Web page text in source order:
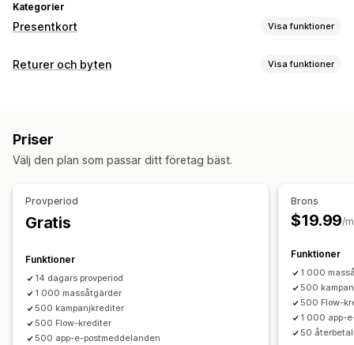
Kategorier
Presentkort Visa funktioner
Korttyper
Anpassning
Anpassade belopp
Anpassad design
Anpassad e-post
Påminnelser
Leveransalternativ
Returer och byten Visa funktioner
Värdecheck
Priser
Välj den plan som passar ditt företag bäst.
Provperiod
Gratis
Funktioner
14 dagars provperiod
1 000 massåtgärder
500 kampanjkrediter
500 Flow-krediter
500 app-e-postmeddelanden
Brons
$19.99/
Funktioner
1 000
500
500 Flow-
1 000 app-
50